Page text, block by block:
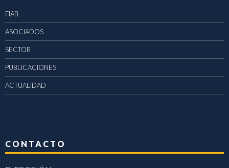
FIAB
ASOCIADOS
SECTOR
PUBLICACIONES
ACTUALIDAD
CONTACTO